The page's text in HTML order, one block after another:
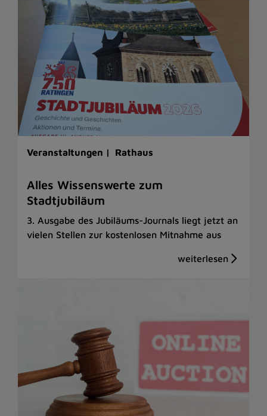
Veranstaltungen | Rathaus
Alles Wissenswerte zum
Stadtjubiläum
3. Ausgabe des Jubiläums-Journals liegt jetzt an
vielen Stellen zur kostenlosen Mitnahme aus